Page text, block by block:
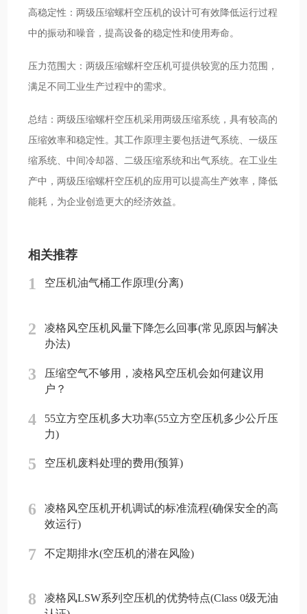
高稳定性：两级压缩螺杆空压机的设计可有效降低运行过程
中的振动和噪音，提高设备的稳定性和使用寿命。
压力范围大：两级压缩螺杆空压机可提供较宽的压力范围，
满足不同工业生产过程中的需求。
总结：两级压缩螺杆空压机采用两级压缩系统，具有较高的
压缩效率和稳定性。其工作原理主要包括进气系统、一级压
缩系统、中间冷却器、二级压缩系统和出气系统。在工业生
产中，两级压缩螺杆空压机的应用可以提高生产效率，降低
能耗，为企业创造更大的经济效益。
相关推荐
1 空压机油气桶工作原理(分离)
2
凌格风空压机风量下降怎么回事(常见原因与解决
办法)
3
压缩空气不够用，凌格风空压机会如何建议用
户？
4
55立方空压机多大功率(55立方空压机多少公斤压
力)
5 空压机废料处理的费用(预算)
6
凌格风空压机开机调试的标准流程(确保安全的高
效运行)
7 不定期排水(空压机的潜在风险)
8
凌格风LSW系列空压机的优势特点(Class 0级无油